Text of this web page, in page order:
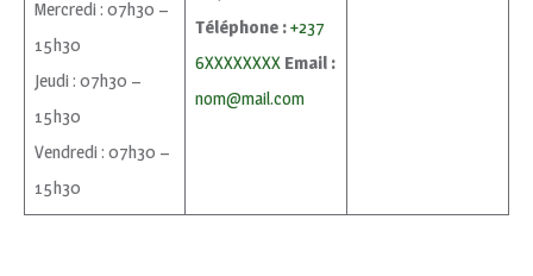
Mercredi : 07h30 –
15h30
Jeudi : 07h30 –
15h30
Vendredi : 07h30 –
15h30
Téléphone :+237
6XXXXXXXX Email :
nom@mail.com